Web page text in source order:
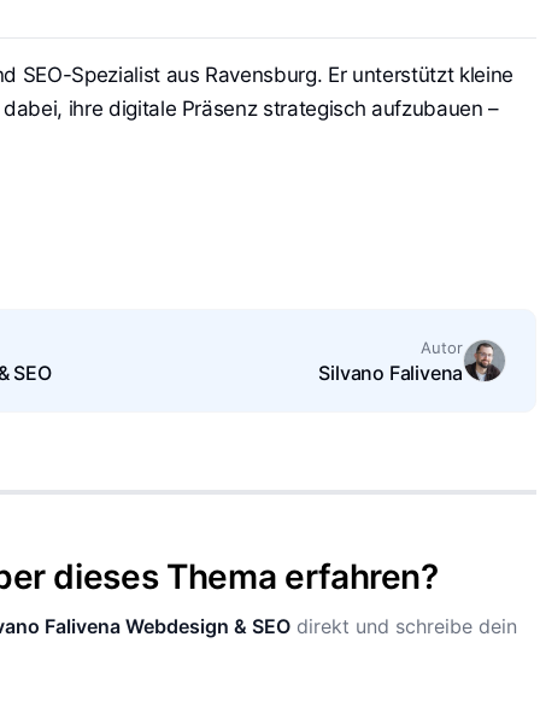
SEO-Spezialist aus Ravensburg. Er unterstützt kleine
ihre digitale Präsenz strategisch aufzubauen –
SEO
Autor
Silvano Falivena
dieses Thema erfahren?
Falivena Webdesign & SEO direkt und schreibe dein